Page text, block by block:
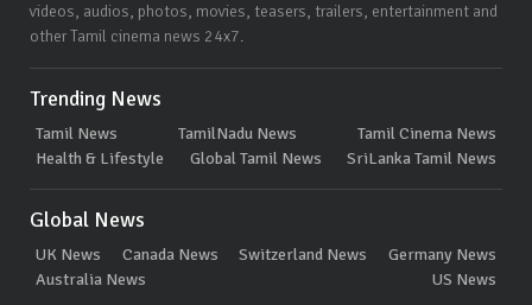
videos, audios, photos, movies, teasers, trailers, entertainment and
other Tamil cinema news 24x7.
Trending News
Tamil News TamilNadu News
Tamil Cinema News
Health & Lifestyle
Global Tamil News SriLanka Tamil News
Global News
UK News Canada News Switzerland News
Germany News
Australia News
US News